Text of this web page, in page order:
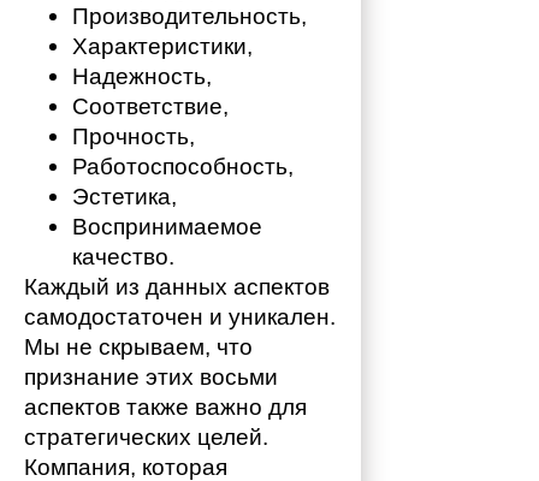
Производительность,
Характеристики,
Надежность,
Соответствие,
Прочность,
Работоспособность,
Эстетика,
Воспринимаемое
качество.
Каждый из данных аспектов
самодостаточен и уникален.
Мы не скрываем, что
признание этих восьми
аспектов также важно для
стратегических целей.
Компания, которая